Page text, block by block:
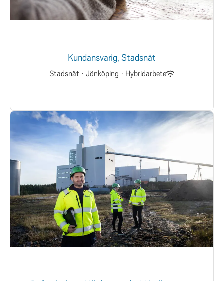
Kundansvarig, Stadsnät
Stadsnät · Jönköping · Hybridarbete